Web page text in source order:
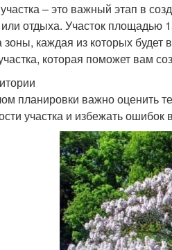
– это важный этап в
отдыха. Участок площадью
зоны, каждая из которых
которая поможет вам
планировки важно оценить
участка и избежать ошибок